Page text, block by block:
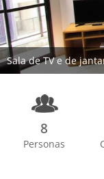
Sala de TV e de
8
Personas